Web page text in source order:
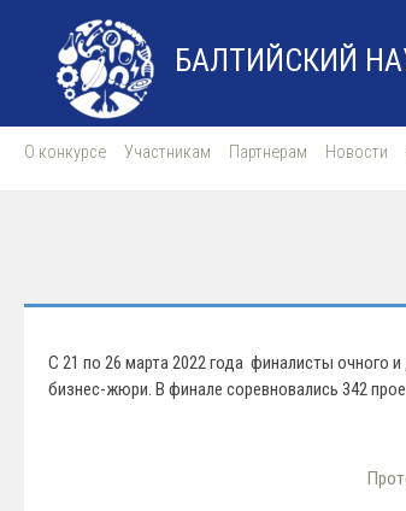
БАЛТИЙСКИЙ
О конкурсе Участникам Партнерам Новости
С 21 по 26 марта 2022 года финалисты очного
бизнес-жюри. В финале соревновались 342